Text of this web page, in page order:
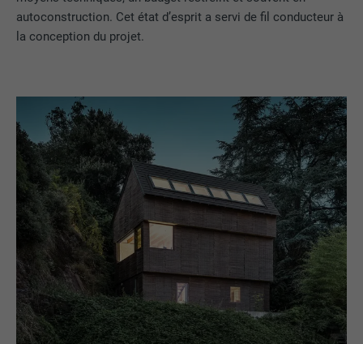
autoconstruction. Cet état d’esprit a servi de fil conducteur à
la conception du projet.